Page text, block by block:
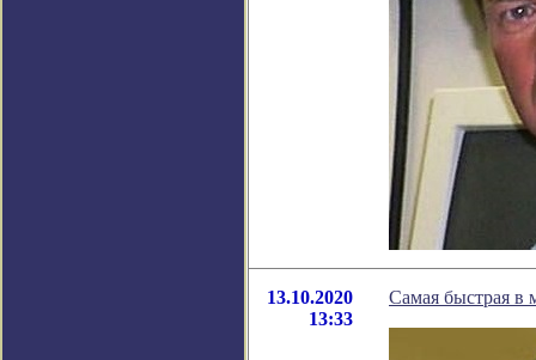
13.10.2020
13:33
Самая быстрая в